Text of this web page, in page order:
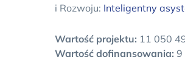
i Rozwoju: Inteligentny
Wartość projektu: 11 050
Wartość dofinansowania: 9